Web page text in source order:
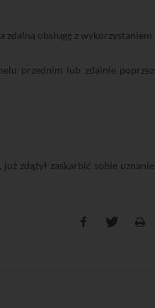
obsługę z wykorzystaniem
przednim lub zdalnie poprzez
zdążył zaskarbić sobie uznanie